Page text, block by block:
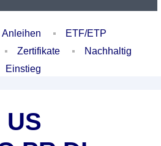
Anleihen
ETF/ETP
Zertifikate
Nachhaltig
Einstieg
US